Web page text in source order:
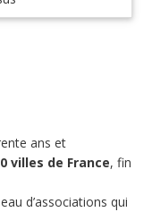
ans et
villes de France, fin
d’associations qui